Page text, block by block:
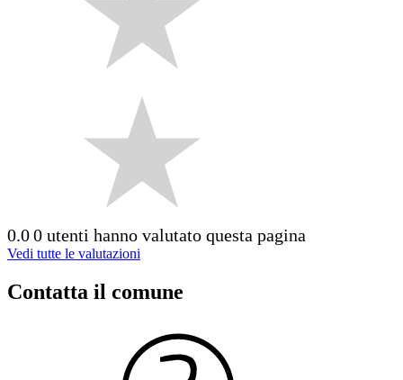
0.00 utenti hanno valutato questa pagina
Vedi tutte le valutazioni
Contatta il comune